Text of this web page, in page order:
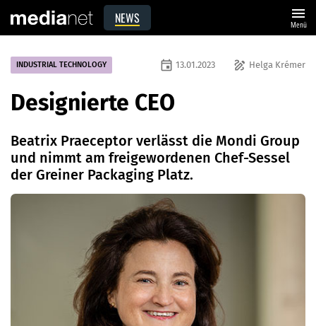
NEWS menu
Menü
INDUSTRIAL TECHNOLOGY draw Helga Krémer
event 13.01.2023
Designierte CEO
Beatrix Praeceptor verlässt die Mondi Group
und nimmt am freigewordenen Chef-Sessel
der Greiner Packaging Platz.